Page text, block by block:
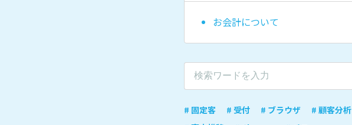
お会計について
# 固定客 # 受付 # ブラウザ # 顧客分析